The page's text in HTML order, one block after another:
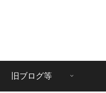
旧ブログ等